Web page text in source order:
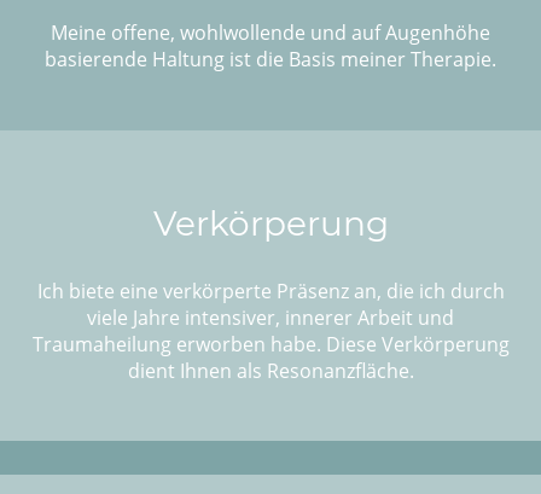
Meine offene, wohlwollende und auf Augenhöhe
basierende Haltung ist die Basis meiner Therapie.
Verkörperung
Ich biete eine verkörperte Präsenz an, die ich durch
viele Jahre intensiver, innerer Arbeit und
Traumaheilung erworben habe. Diese Verkörperung
dient Ihnen als Resonanzfläche.